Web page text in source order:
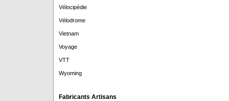
Vélocipédie
Vélodrome
Vietnam
Voyage
VTT
Wyoming
Fabricants Artisans